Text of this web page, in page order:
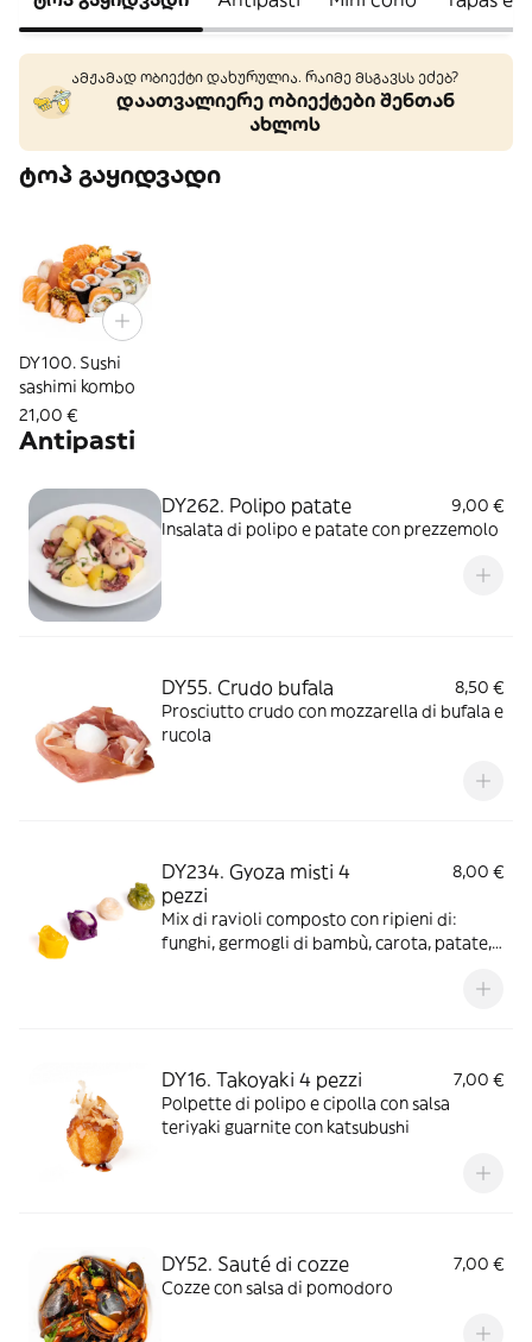
ამჟამად ობიექტი დახურულია. რაიმე მსგავსს ეძებ?
დაათვალიერე ობიექტები შენთან
ახლოს
ტოპ გაყიდვადი
DY100. Sushi
sashimi kombo
21,00 €
Antipasti
DY262. Polipo patate
9,00 €
Insalata di polipo e patate con prezzemolo
DY55. Crudo bufala
8,50 €
Prosciutto crudo con mozzarella di bufala e
rucola
DY234. Gyoza misti 4
pezzi
8,00 €
Mix di ravioli composto con ripieni di:
funghi, germogli di bambù, carota, patate,
DY16. Takoyaki 4 pezzi
7,00 €
Polpette di polipo e cipolla con salsa
teriyaki guarnite con katsubushi
DY52. Sauté di cozze
7,00 €
Cozze con salsa di pomodoro